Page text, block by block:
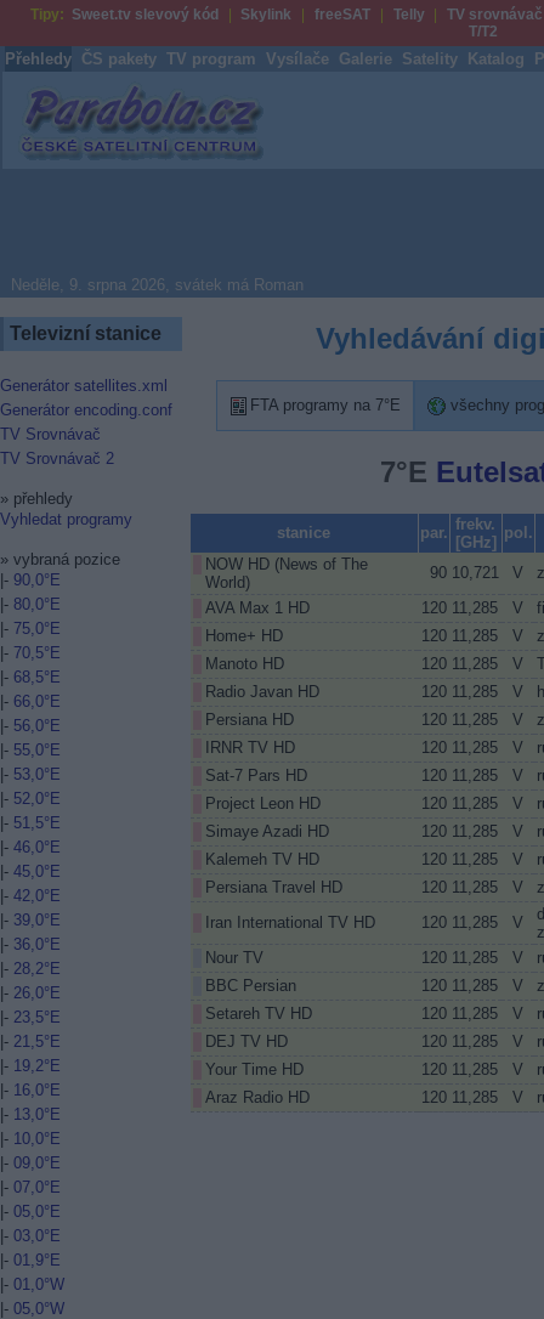
Tipy: Sweet.tv slevový kód Skylink freeSAT Telly
TV srovnávač
T/T2
Přehledy ČS pakety TV program Vysílače Galerie Satelity Katalog
Parabola.cz
Neděle, 9. srpna 2026, svátek má Roman
Televizní stanice
Generátor satellites.xml
Generátor encoding.conf
TV Srovnávač
TV Srovnávač 2
» přehledy
Vyhledat programy
» vybraná pozice
|- 90,0°E
|- 80,0°E
|- 75,0°E
|- 70,5°E
|- 68,5°E
|- 66,0°E
|- 56,0°E
|- 55,0°E
|- 53,0°E
|- 52,0°E
|- 51,5°E
|- 46,0°E
|- 45,0°E
|- 42,0°E
|- 39,0°E
|- 36,0°E
|- 28,2°E
|- 26,0°E
|- 23,5°E
|- 21,5°E
|- 19,2°E
|- 16,0°E
|- 13,0°E
|- 10,0°E
|- 09,0°E
|- 07,0°E
|- 05,0°E
|- 03,0°E
|- 01,9°E
|- 01,0°W
|- 05,0°W
Vyhledávání
FTA programy na 7°E všechny
7°E
stanice par. frekv.
[GHz]
pol.
NOW HD (News of The
World)
90 10,721 V
AVA Max 1 HD
120 11,285 V
Home+ HD
120 11,285 V
Manoto HD
120 11,285 V
Radio Javan HD
120 11,285 V
Persiana HD
120 11,285 V
IRNR TV HD
120 11,285 V
Sat-7 Pars HD
120 11,285 V
Project Leon HD
120 11,285 V
Simaye Azadi HD
120 11,285 V
Kalemeh TV HD
120 11,285 V
Persiana Travel HD
120 11,285 V
Iran International TV HD
120 11,285 V
Nour TV
120 11,285 V
BBC Persian
120 11,285 V
Setareh TV HD
120 11,285 V
DEJ TV HD
120 11,285 V
Your Time HD
120 11,285 V
Araz Radio HD
120 11,285 V